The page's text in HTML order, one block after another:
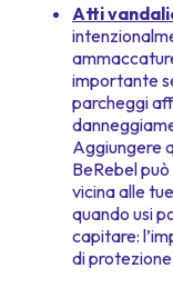
Atti
importante
parcheggi
Aggiungere
BeRebel
vicina alle
quando usi
capitare:
di